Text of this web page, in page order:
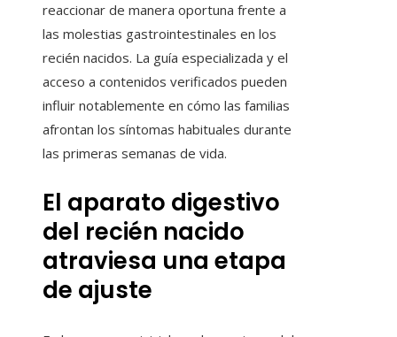
reaccionar de manera oportuna frente a
las molestias gastrointestinales en los
recién nacidos. La guía especializada y el
acceso a contenidos verificados pueden
influir notablemente en cómo las familias
afrontan los síntomas habituales durante
las primeras semanas de vida.
El aparato digestivo
del recién nacido
atraviesa una etapa
de ajuste